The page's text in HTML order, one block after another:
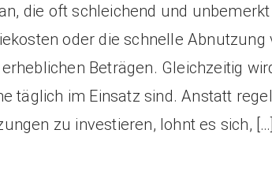
die oft schleichend und
oder die schnelle Abnutzung
Beträgen. Gleichzeitig
täglich im Einsatz sind. Anstatt
zu investieren, lohnt es sich, […]